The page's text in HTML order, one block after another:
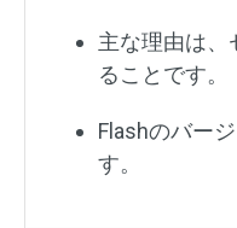
主な理由は、
ることです。
Flashのバー
す。